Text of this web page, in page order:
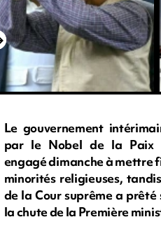
Le gouvernement
par le Nobel de la Paix
engagé dimanche à mettre
minorités religieuses,
de la Cour suprême a
la chute de la Première